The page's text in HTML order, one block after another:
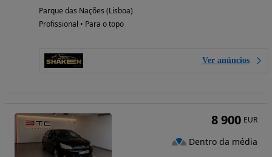
Parque das Nações (Lisboa)
Profissional • Para o topo
Ver anúncios
8 900 EUR
Dentro da média